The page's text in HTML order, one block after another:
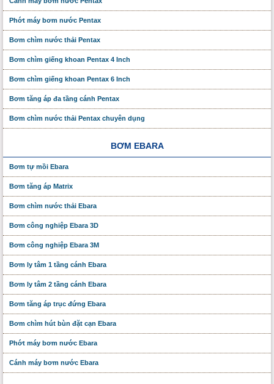
Phớt máy bơm nước Pentax
Bơm chìm nước thải Pentax
Bơm chìm giếng khoan Pentax 4 Inch
Bơm chìm giếng khoan Pentax 6 Inch
Bơm tăng áp đa tầng cánh Pentax
Bơm chìm nước thải Pentax chuyên dụng
BƠM EBARA
Bơm tự mồi Ebara
Bơm tăng áp Matrix
Bơm chìm nước thải Ebara
Bơm công nghiệp Ebara 3D
Bơm công nghiệp Ebara 3M
Bơm ly tâm 1 tầng cánh Ebara
Bơm ly tâm 2 tầng cánh Ebara
Bơm tăng áp trục đứng Ebara
Bơm chìm hút bùn đặt cạn Ebara
Phớt máy bơm nước Ebara
Cánh máy bơm nước Ebara